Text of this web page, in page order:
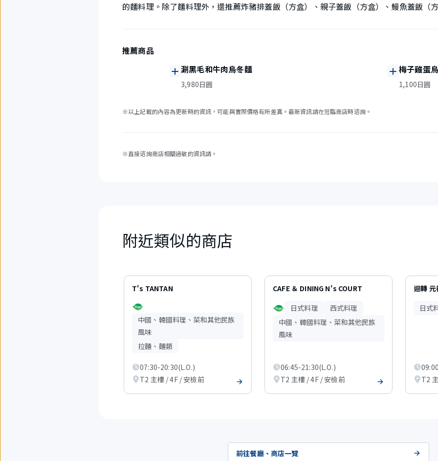
的麵料理。除了麵料理外，還推薦炸豬排蓋飯（方盒）、親子蓋飯（方盒）、鰻魚蓋飯（
推薦商品
涮黑毛和牛肉烏冬麵
3,980日圓
梅子雞蛋
1,100日圓
※以上記載的內容為更新時的資訊，可能與實際價格有所差異。最新資訊請在蒞臨商店時谘詢。
※直接谘詢商店相關過敏的資訊請。
附近類似的商店
6
項。
T's TANTAN
中國、韓國料理、菜和其他民族
風味
拉麵、麵類
07:30-20:30(L.O.)
T2 主樓 / 4F / 安檢前
CAFE ＆ DINING N's COURT
日式料理
西式料理
中國、韓國料理、菜和其他民族
風味
06:45-21:30(L.O.)
T2 主樓 / 4F / 安檢前
迴轉
日式
T2
前往餐廳、商店一覽